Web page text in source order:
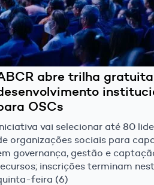
abre trilha
OSCs
vai selecionar até 80
organizações sociais para
governança, gestão e
inscrições terminam
feira (6)